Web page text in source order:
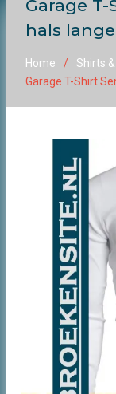
Garage
hals
Home Shirts
Garage T-Shirt